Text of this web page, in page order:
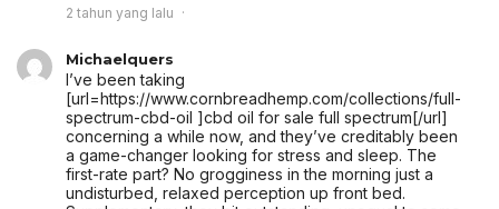
2 tahun yang lalu
Michaelquers
I’ve been taking
[url=https://www.cornbreadhemp.com/collections/full-
spectrum-cbd-oil ]cbd oil for sale full spectrum[/url]
concerning a while now, and they’ve creditably been
a game-changer looking for stress and sleep. The
first-rate part? No grogginess in the morning just a
undisturbed, relaxed perception up front bed.